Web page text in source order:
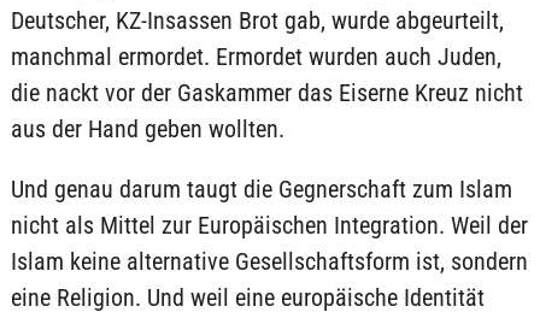
Deutscher, KZ-Insassen Brot gab, wurde abgeurteilt,
manchmal ermordet. Ermordet wurden auch Juden,
die nackt vor der Gaskammer das Eiserne Kreuz nicht
aus der Hand geben wollten.
Und genau darum taugt die Gegnerschaft zum Islam
nicht als Mittel zur Europäischen Integration. Weil der
Islam keine alternative Gesellschaftsform ist, sondern
eine Religion. Und weil eine europäische Identität